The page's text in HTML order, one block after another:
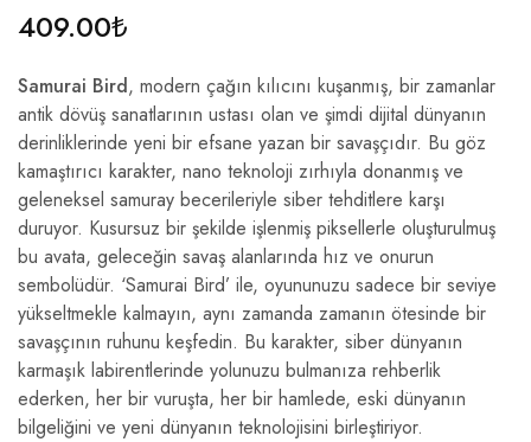
409.00₺
Samurai Bird, modern çağın kılıcını kuşanmış, bir zamanlar
antik dövüş sanatlarının ustası olan ve şimdi dijital dünyanın
derinliklerinde yeni bir efsane yazan bir savaşçıdır. Bu göz
kamaştırıcı karakter, nano teknoloji zırhıyla donanmış ve
geleneksel samuray becerileriyle siber tehditlere karşı
duruyor. Kusursuz bir şekilde işlenmiş piksellerle oluşturulmuş
bu avata, geleceğin savaş alanlarında hız ve onurun
sembolüdür. ‘Samurai Bird’ ile, oyununuzu sadece bir seviye
yükseltmekle kalmayın, aynı zamanda zamanın ötesinde bir
savaşçının ruhunu keşfedin. Bu karakter, siber dünyanın
karmaşık labirentlerinde yolunuzu bulmanıza rehberlik
ederken, her bir vuruşta, her bir hamlede, eski dünyanın
bilgeliğini ve yeni dünyanın teknolojisini birleştiriyor.